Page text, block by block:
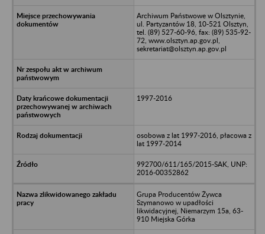
Archiwum Państwowe w Olsztynie,
ul. Partyzantów 18, 10-521 Olsztyn,
tel. (89) 527-60-96, fax: (89) 535-92-
72, www.olsztyn.ap.gov.pl,
sekretariat@olsztyn.ap.gov.pl
1997-2016
osobowa z lat 1997-2016, płacowa z
lat 1997-2014
992700/611/165/2015-SAK, UNP:
2016-00352862
Grupa Producentów Żywca
Szymanowo w upadłości
likwidacyjnej, Niemarzym 15a, 63-
910 Miejska Górka